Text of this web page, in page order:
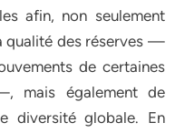
afin, non seulement
qualité des réserves —
de certaines
mais également de
diversité globale. En